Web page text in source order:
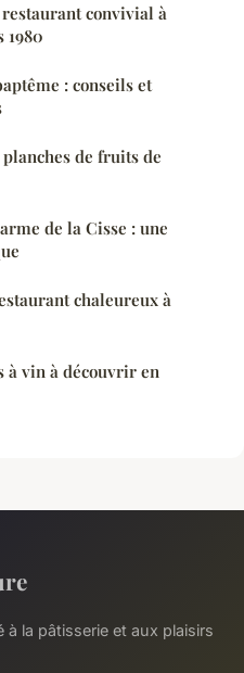
convivial à
1980
: conseils et
de fruits de
de la Cisse : une
chaleureux à
à vin à découvrir en
à la pâtisserie et aux plaisirs